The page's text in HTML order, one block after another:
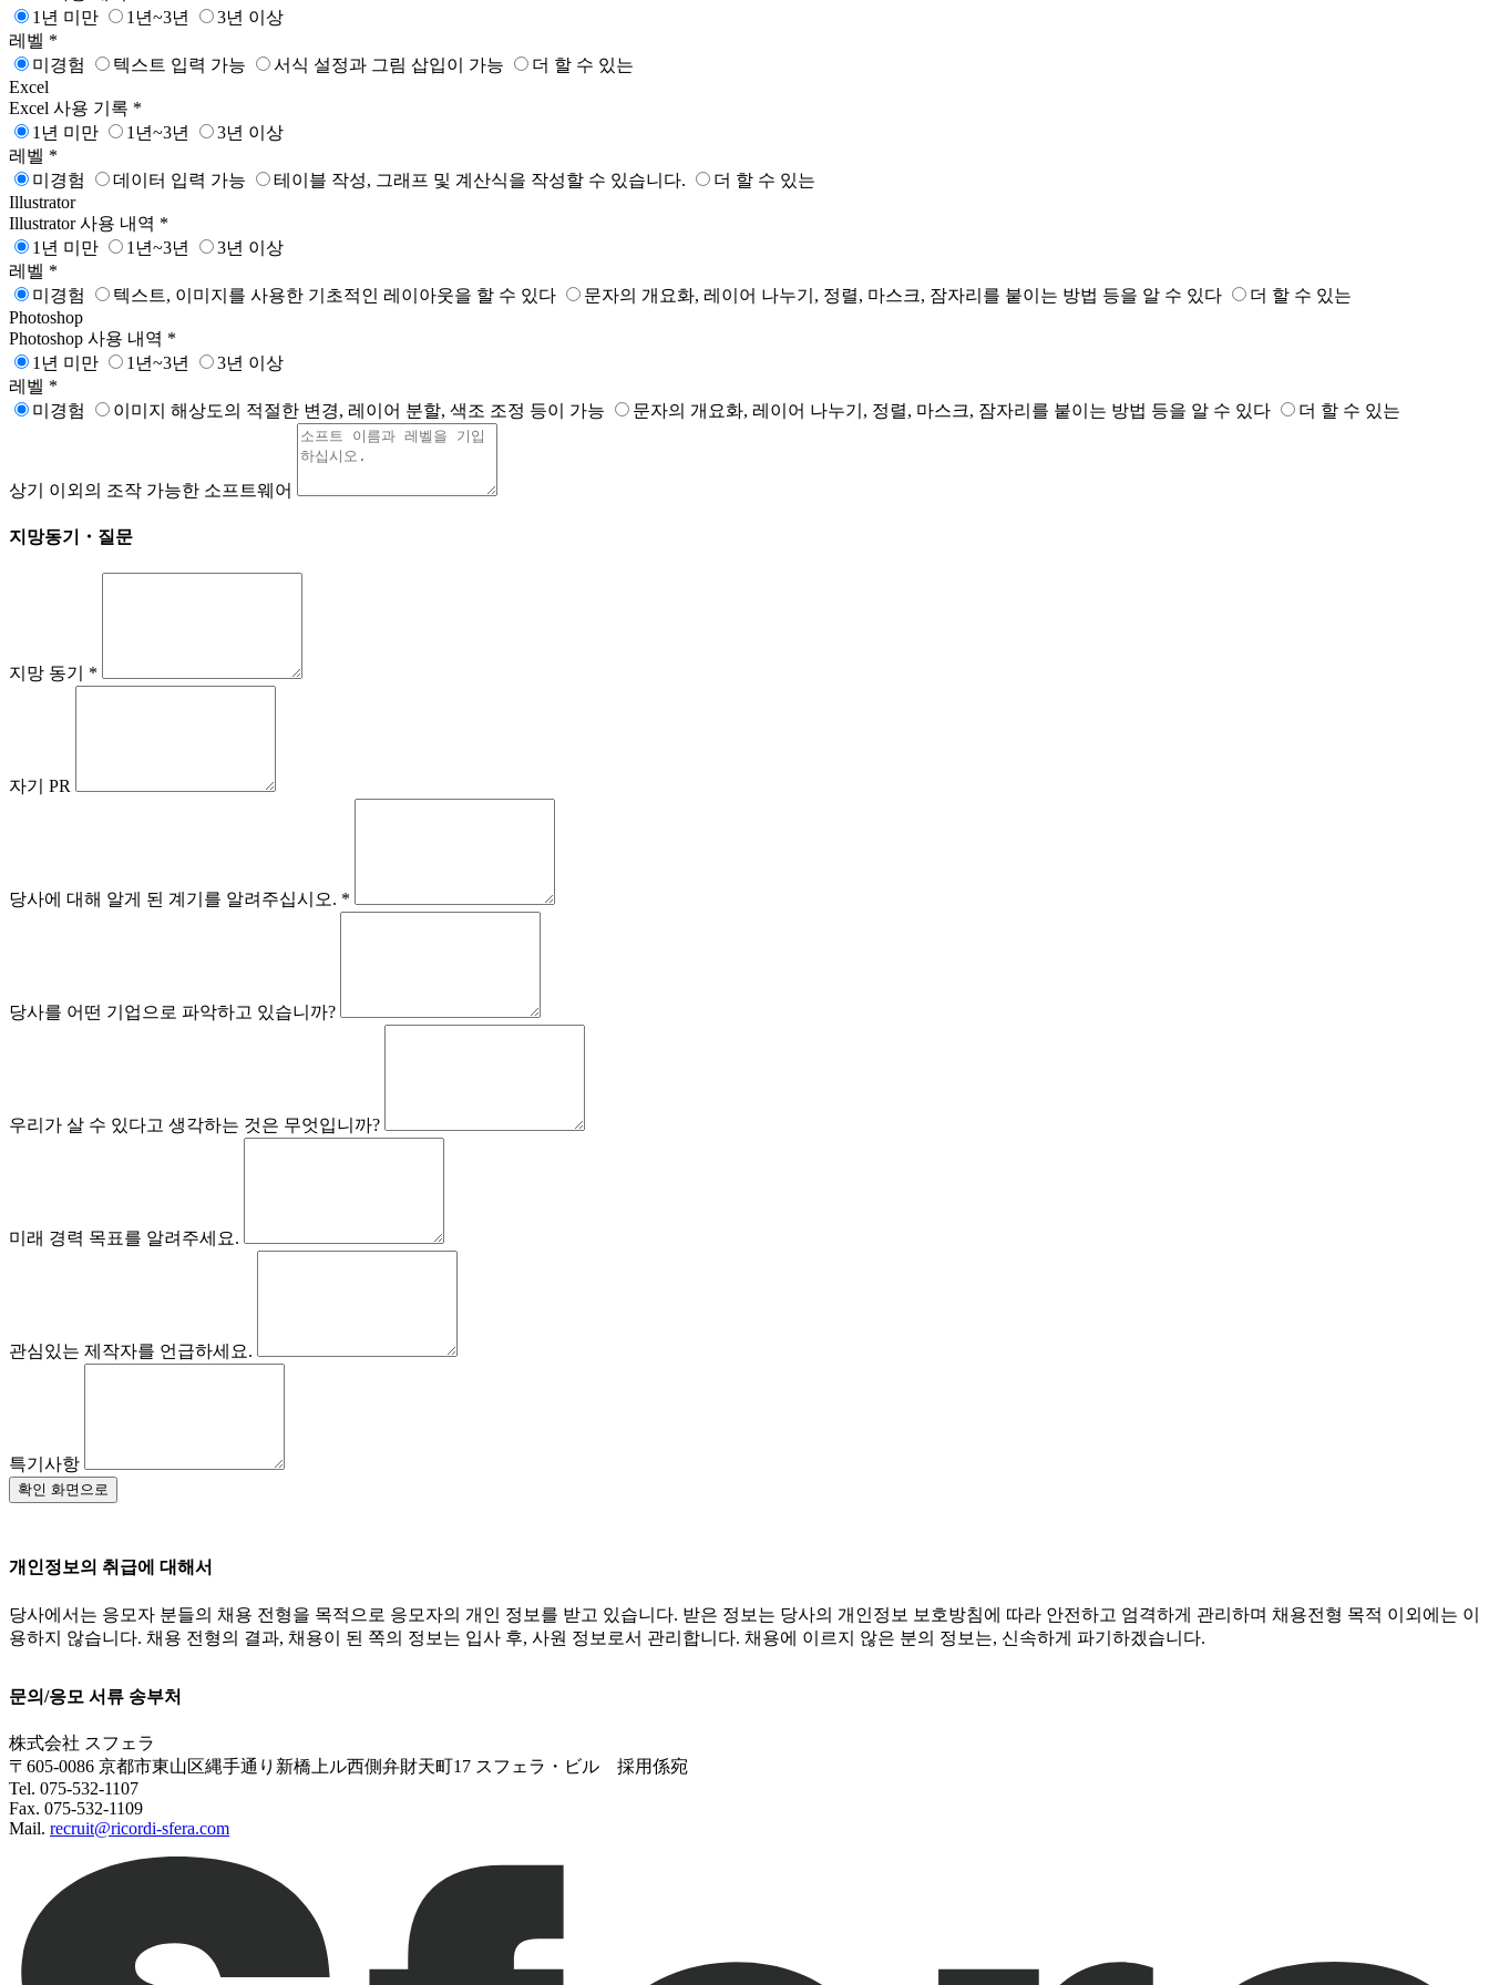
1년 미만
1년~3년
3년 이상
레벨 *
미경험
텍스트 입력 가능 서식 설정과 그림 삽입이 가능
더 할 수 있는
Excel
Excel 사용 기록 *
1년 미만
1년~3년
3년 이상
레벨 *
미경험
데이터 입력 가능 테이블 작성, 그래프 및 계산식을 작성할 수 있습니다.
더 할 수 있는
Illustrator
Illustrator 사용 내역 *
1년 미만
1년~3년
3년 이상
레벨 *
미경험
텍스트, 이미지를 사용한 기초적인 레이아웃을 할 수 있다 문자의 개요화, 레이어 나누기, 정렬, 마스크, 잠자리를 붙이는 방법 등을 알 수 있다
더 할 수 있는
Photoshop
Photoshop 사용 내역 *
1년 미만
1년~3년
3년 이상
레벨 *
미경험
이미지 해상도의 적절한 변경, 레이어 분할, 색조 조정 등이 가능 문자의 개요화, 레이어 나누기, 정렬, 마스크, 잠자리를 붙이는 방법 등을 알 수 있다 더 할 수 있는
상기 이외의 조작 가능한 소프트웨어
지망동기・질문
지망 동기 *
자기 PR
당사에 대해 알게 된 계기를 알려주십시오. *
당사를 어떤 기업으로 파악하고 있습니까?
우리가 살 수 있다고 생각하는 것은 무엇입니까?
미래 경력 목표를 알려주세요.
관심있는 제작자를 언급하세요.
특기사항
확인 화면으로
개인정보의 취급에 대해서
당사에서는 응모자 분들의 채용 전형을 목적으로 응모자의 개인 정보를 받고 있습니다. 받은 정보는 당사의 개인정보 보호방침에 따라 안전하고 엄격하게 관리하며 채용전형 목적 이외에는 이
용하지 않습니다. 채용 전형의 결과, 채용이 된 쪽의 정보는 입사 후, 사원 정보로서 관리합니다. 채용에 이르지 않은 분의 정보는, 신속하게 파기하겠습니다.
문의/응모 서류 송부처
株式会社 スフェラ
〒605-0086 京都市東山区縄手通り新橋上ル西側弁財天町17 スフェラ・ビル 採用係宛
Tel. 075-532-1107
Fax. 075-532-1109
Mail. recruit@ricordi-sfera.com